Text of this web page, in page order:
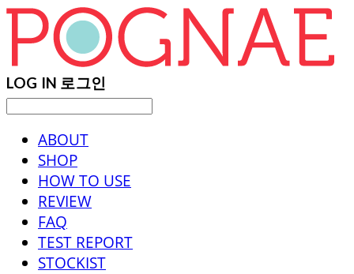
LOG IN 로그인
ABOUT
SHOP
HOW TO USE
REVIEW
FAQ
TEST REPORT
STOCKIST